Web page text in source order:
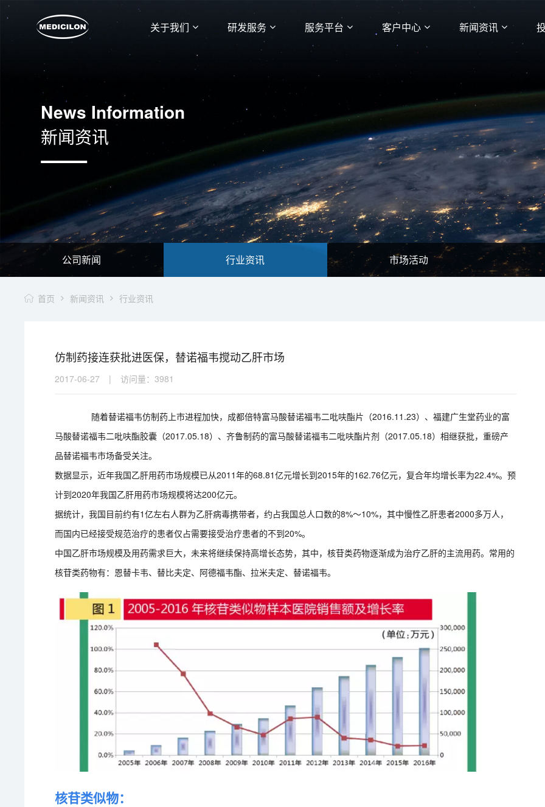
关于我们 研发服务 服务平台 客户中心 新闻资讯
News Information
新闻资讯
公司新闻 行业资讯 市场活动
首页 新闻资讯 行业资讯
仿制药接连获批进医保，替诺福韦搅动乙肝市场
2017-06-27 | 访问量：3981
随着替诺福韦仿制药上市进程加快，成都倍特富马酸替诺福韦二吡呋酯片（2016.11.23）、福建广生堂药业的富
马酸替诺福韦二吡呋酯胶囊（2017.05.18）、齐鲁制药的富马酸替诺福韦二吡呋酯片剂（2017.05.18）相继获批，重磅产
品替诺福韦市场备受关注。
数据显示，近年我国乙肝用药市场规模已从2011年的68.81亿元增长到2015年的162.76亿元，复合年均增长率为22.4%。预
计到2020年我国乙肝用药市场规模将达200亿元。
据统计，我国目前约有1亿左右人群为乙肝病毒携带者，约占我国总人口数的8%～10%，其中慢性乙肝患者2000多万人，
而国内已经接受规范治疗的患者仅占需要接受治疗患者的不到20%。
中国乙肝市场规模及用药需求巨大，未来将继续保持高增长态势，其中，核苷类药物逐渐成为治疗乙肝的主流用药。常用的
核苷类药物有：恩替卡韦、替比夫定、阿德福韦酯、拉米夫定、替诺福韦。
核苷类似物：